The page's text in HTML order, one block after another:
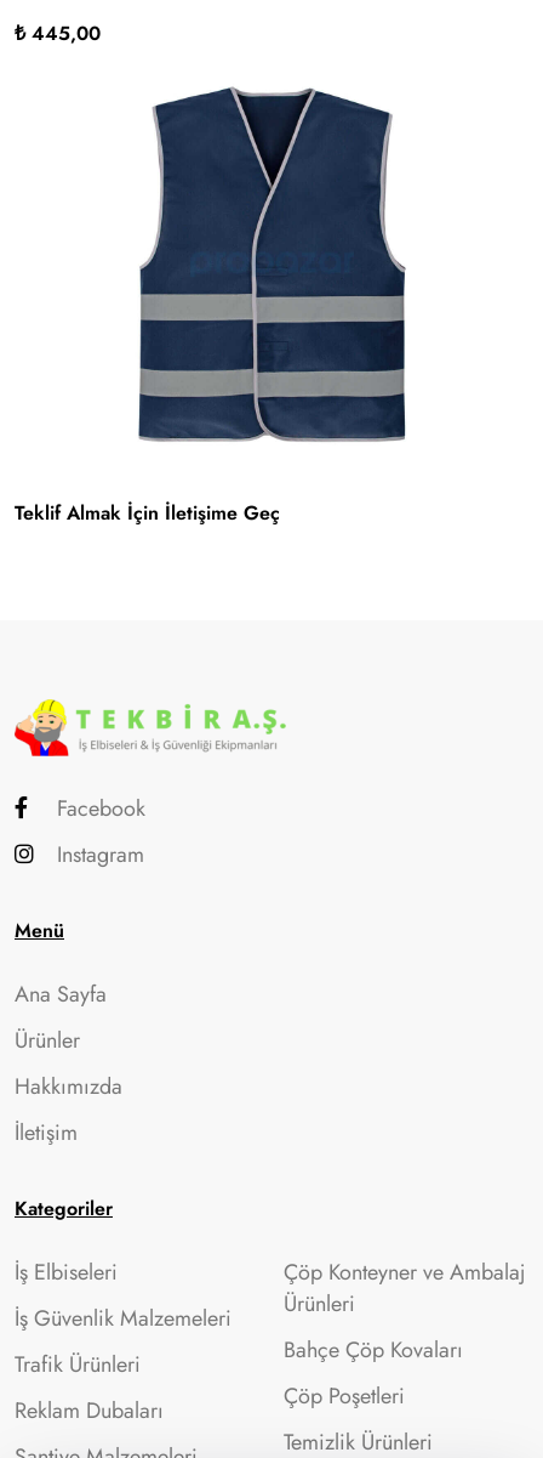
₺ 445,00
Teklif Almak İçin İletişime Geç
Facebook
Instagram
Menü
Ana Sayfa
Ürünler
Hakkımızda
İletişim
Kategoriler
İş Elbiseleri
İş Güvenlik Malzemeleri
Trafik Ürünleri
Reklam Dubaları
Çöp Konteyner ve Ambalaj
Ürünleri
Bahçe Çöp Kovaları
Çöp Poşetleri
Temizlik Ürünleri